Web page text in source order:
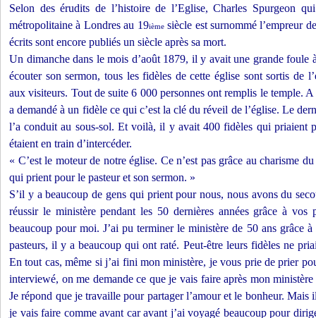
Selon des érudits de l’histoire de l’Eglise, Charles Spurgeon
métropolitaine à Londres au 19ième siècle est surnommé l’empreur
écrits sont encore publiés un siècle après sa mort.
Un dimanche dans le mois d’août 1879, il y avait une grande foule
écouter son sermon, tous les fidèles de cette église sont sortis de
aux visiteurs. Tout de suite 6 000 personnes ont remplis le temple.
a demandé à un fidèle ce qui c’est la clé du réveil de l’église. Le
l’a conduit au sous-sol. Et voilà, il y avait 400 fidèles qui priaient
étaient en train d’intercéder.
« C’est le moteur de notre église. Ce n’est pas grâce au charisme
qui prient pour le pasteur et son sermon. »
S’il y a beaucoup de gens qui prient pour nous, nous avons du
réussir le ministère pendant les 50 dernières années grâce à
beaucoup pour moi. J’ai pu terminer le ministère de 50 ans grâce
pasteurs, il y a beaucoup qui ont raté. Peut-être leurs fidèles ne
En tout cas, même si j’ai fini mon ministère, je vous prie de prier
interviewé, on me demande ce que je vais faire après mon
Je répond que je travaille pour partager l’amour et le bonheur. Mais
je vais faire comme avant car avant j’ai voyagé beaucoup pour